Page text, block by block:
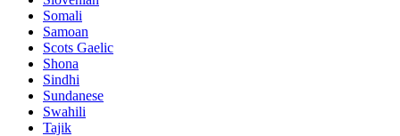
Somali
Samoan
Scots Gaelic
Shona
Sindhi
Sundanese
Swahili
Tajik